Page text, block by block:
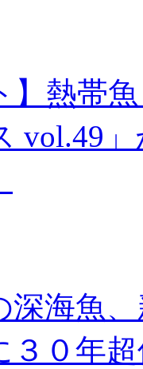
】熱帯
vol.49
深海魚
３０年